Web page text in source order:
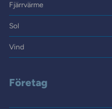
Fjärrvärme
Sol
Vind
Företag